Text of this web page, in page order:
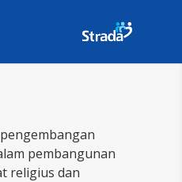
pembangunan
religius dan